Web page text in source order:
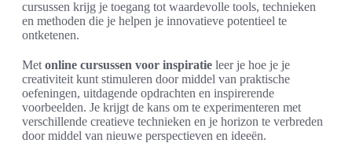
cursussen krijg je toegang tot waardevolle tools, technieken
en methoden die je helpen je innovatieve potentieel te
ontketenen.
Met online cursussen voor inspiratie leer je hoe je je
creativiteit kunt stimuleren door middel van praktische
oefeningen, uitdagende opdrachten en inspirerende
voorbeelden. Je krijgt de kans om te experimenteren met
verschillende creatieve technieken en je horizon te verbreden
door middel van nieuwe perspectieven en ideeën.